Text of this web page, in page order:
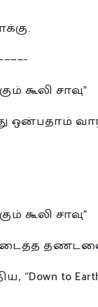
கூலி சாவு”
ஒன்பதாம்
கூலி சாவு”
“Down to